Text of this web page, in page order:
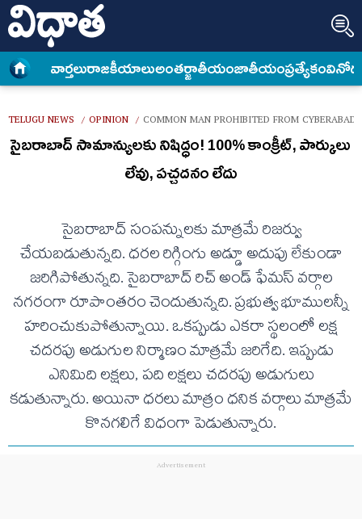
వార్త‌లురాజకీయాలుఅంత‌ర్జాతీయంజాతీయంప్రత్యేకం
TELUGU NEWS / OPINION / COMMON MAN PROHIBITED FROM
సైబరాబాద్ సామాన్యులకు నిషిద్ధం! 100% కాంక్రీట్, పార్కులు
లేవు, పచ్చదనం లేదు
సైబరాబాద్ సంపన్నులకు మాత్రమే రిజర్వు
చేయబడుతున్నది. ధరల రిగ్గింగు అడ్డూ అదుపు లేకుండా
జరిగిపోతున్నది. సైబరాబాద్ రిచ్ అండ్ ఫేమస్ వర్గాల
నగరంగా రూపాంతరం చెందుతున్నది. ప్రభుత్వ భూములన్నీ
హరించుకుపోతున్నాయి. ఒకప్పుడు ఎకరా స్థలంలో లక్ష
చదరపు అడుగుల నిర్మాణం మాత్రమే జరిగేది. ఇప్పుడు
ఎనిమిది లక్షలు, పది లక్షలు చదరపు అడుగులు
కడుతున్నారు. అయినా ధరలు మాత్రం ధనిక వర్గాలు మాత్రమే
కొనగలిగే విధంగా పెడుతున్నారు.